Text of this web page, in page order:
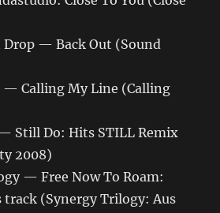
— Back Out (Sound
— Calling My Line (Calling
Still Do: Hits STILL Remix
2008)
— Free Now To Roam:
track (Synergy Trilogy: Aus